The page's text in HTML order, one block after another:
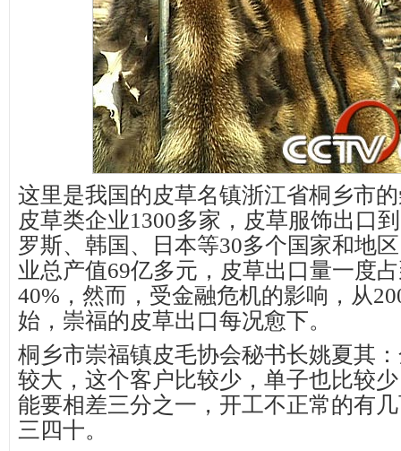
这里是我国的皮草名镇浙江省桐乡市
皮草类企业1300多家，皮草服饰出口
罗斯、韩国、日本等30多个国家和地
业总产值69亿多元，皮草出口量一度
40%，然而，受金融危机的影响，从
始，崇福的皮草出口每况愈下。
桐乡市崇福镇皮毛协会秘书长姚夏其
较大，这个客户比较少，单子也比较
能要相差三分之一，开工不正常的有
三四十。